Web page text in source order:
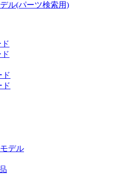
ル(パーツ検索用)
ド
ド
デル